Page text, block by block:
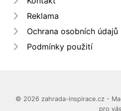
Reklama
Ochrana osobních údajů
Podmínky použití
© 2026 zahrada-inspirace.cz -
pro